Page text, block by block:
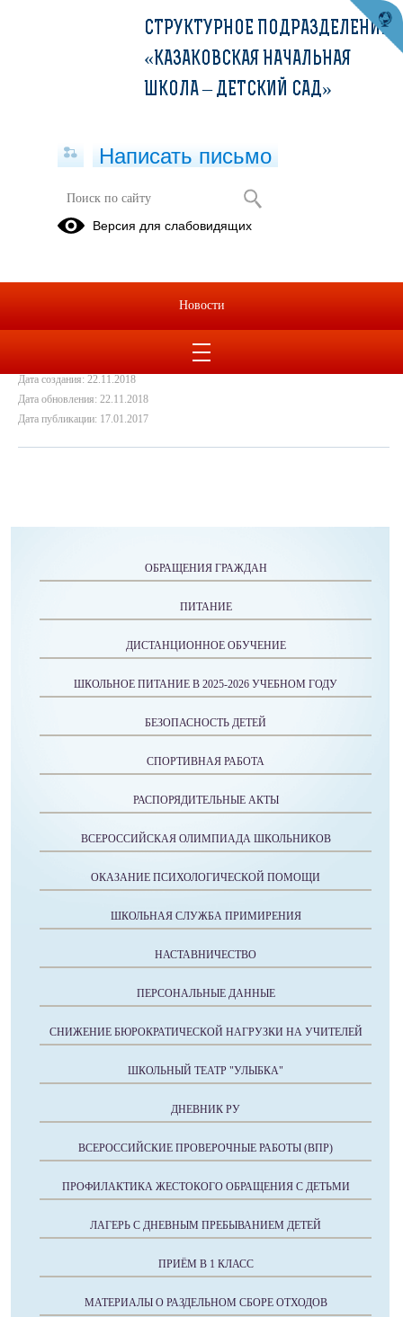
Колокольные звоны
Дата создания: 22.11.2018
Дата обновления: 22.11.2018
Дата публикации: 17.01.2017
ОБРАЩЕНИЯ ГРАЖДАН
ПИТАНИЕ
ДИСТАНЦИОННОЕ ОБУЧЕНИЕ
ШКОЛЬНОЕ ПИТАНИЕ В 2025-2026 УЧЕБНОМ ГОДУ
БЕЗОПАСНОСТЬ ДЕТЕЙ
СПОРТИВНАЯ РАБОТА
РАСПОРЯДИТЕЛЬНЫЕ АКТЫ
ВСЕРОССИЙСКАЯ ОЛИМПИАДА ШКОЛЬНИКОВ
ОКАЗАНИЕ ПСИХОЛОГИЧЕСКОЙ ПОМОЩИ
ШКОЛЬНАЯ СЛУЖБА ПРИМИРЕНИЯ
НАСТАВНИЧЕСТВО
ПЕРСОНАЛЬНЫЕ ДАННЫЕ
СНИЖЕНИЕ БЮРОКРАТИЧЕСКОЙ НАГРУЗКИ НА УЧИТЕЛЕЙ
ШКОЛЬНЫЙ ТЕАТР "УЛЫБКА"
ДНЕВНИК РУ
ВСЕРОССИЙСКИЕ ПРОВЕРОЧНЫЕ РАБОТЫ (ВПР)
ПРОФИЛАКТИКА ЖЕСТОКОГО ОБРАЩЕНИЯ С ДЕТЬМИ
ЛАГЕРЬ С ДНЕВНЫМ ПРЕБЫВАНИЕМ ДЕТЕЙ
ПРИЁМ В 1 КЛАСС
МАТЕРИАЛЫ О РАЗДЕЛЬНОМ СБОРЕ ОТХОДОВ
СТРУКТУРНОЕ ПОДРАЗДЕЛЕНИЕ
«КАЗАКОВСКАЯ НАЧАЛЬНАЯ
ШКОЛА – ДЕТСКИЙ САД»
Написать письмо
Версия для слабовидящих
Новости